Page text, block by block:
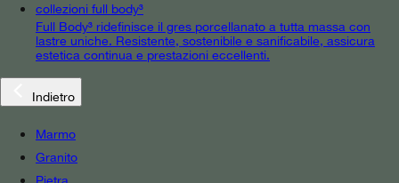
collezioni full body³
Full Body³ ridefinisce il gres porcellanato a tutta massa con
lastre uniche. Resistente, sostenibile e sanificabile, assicura
estetica continua e prestazioni eccellenti.
Indietro
Marmo
Granito